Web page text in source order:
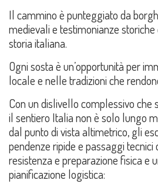
Il cammino è punteggiato da
medievali e testimonianze
storia italiana.
Ogni sosta è un’opportunità per
locale e nelle tradizioni che
Con un dislivello complessivo che
il sentiero Italia non è solo lungo
dal punto di vista altimetrico, gli
pendenze ripide e passaggi tecnici
resistenza e preparazione fisica e
pianificazione logistica: